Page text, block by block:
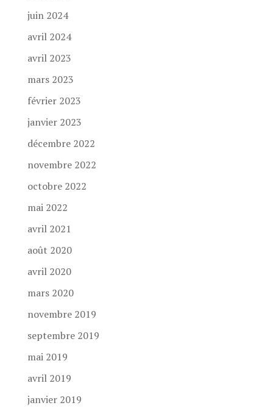
juin 2024
avril 2024
avril 2023
mars 2023
février 2023
janvier 2023
décembre 2022
novembre 2022
octobre 2022
mai 2022
avril 2021
août 2020
avril 2020
mars 2020
novembre 2019
septembre 2019
mai 2019
avril 2019
janvier 2019